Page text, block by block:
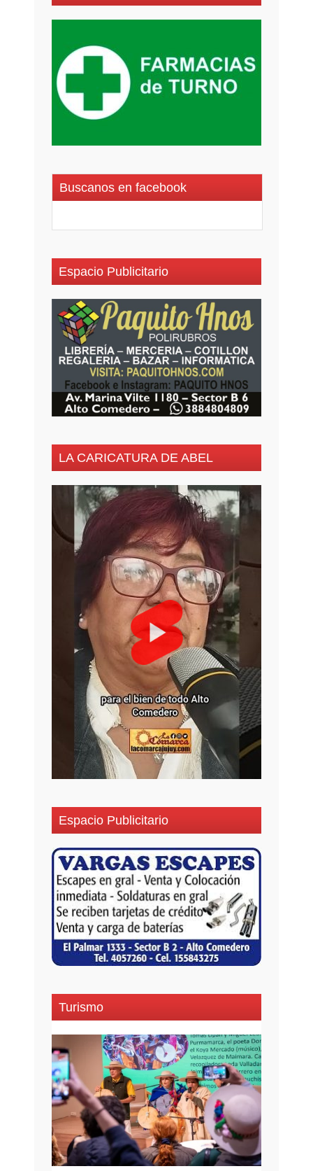
Buscanos en facebook
Espacio Publicitario
LA CARICATURA DE ABEL
Espacio Publicitario
Turismo